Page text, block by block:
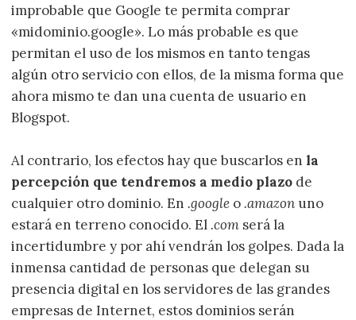
improbable que Google te permita comprar
«midominio.google». Lo más probable es que
permitan el uso de los mismos en tanto tengas
algún otro servicio con ellos, de la misma forma que
ahora mismo te dan una cuenta de usuario en
Blogspot.
Al contrario, los efectos hay que buscarlos en la
percepción que tendremos a medio plazo de
cualquier otro dominio. En.google o.amazon uno
estará en terreno conocido. El.com será la
incertidumbre y por ahí vendrán los golpes. Dada la
inmensa cantidad de personas que delegan su
presencia digital en los servidores de las grandes
empresas de Internet, estos dominios serán